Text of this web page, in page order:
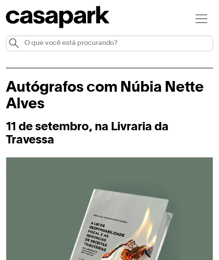
Autógrafos com Núbia Nette
Alves
11 de setembro, na Livraria da
Travessa